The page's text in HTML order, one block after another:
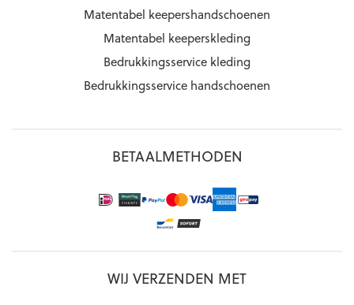
Matentabel keepershandschoenen
Matentabel keeperskleding
Bedrukkingsservice kleding
Bedrukkingsservice handschoenen
BETAALMETHODEN
WIJ VERZENDEN MET